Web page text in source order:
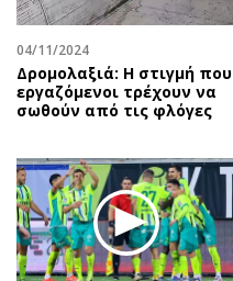
Παράξενα
Πολιτισμός
Σινεμά
Θέατρο-Χορός
Εικαστικά
Βιβλίο
Χειρόγραφα
04/11/2024
Δρομολαξιά: Η στιγμή που
εργαζόμενοι τρέχουν να
σωθούν από τις φλόγες